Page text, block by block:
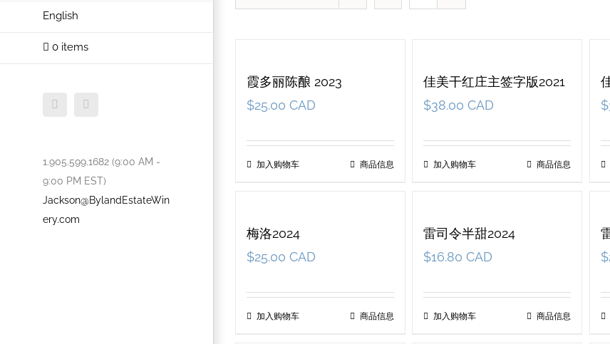
English
0 items
Facebook
1.905.599.1682 (9:00 AM -
9:00 PM EST)
Jackson@BylandEstateWin
ery.com
霞多丽陈酿 2023
$25.00 CAD
加入购物车 商品信息
佳美干红庄主签字版2021
$38.00 CAD
加入购物车 商品信息
$
梅洛2024
$25.00 CAD
加入购物车 商品信息
雷司令半甜2024
$16.80 CAD
加入购物车 商品信息
$